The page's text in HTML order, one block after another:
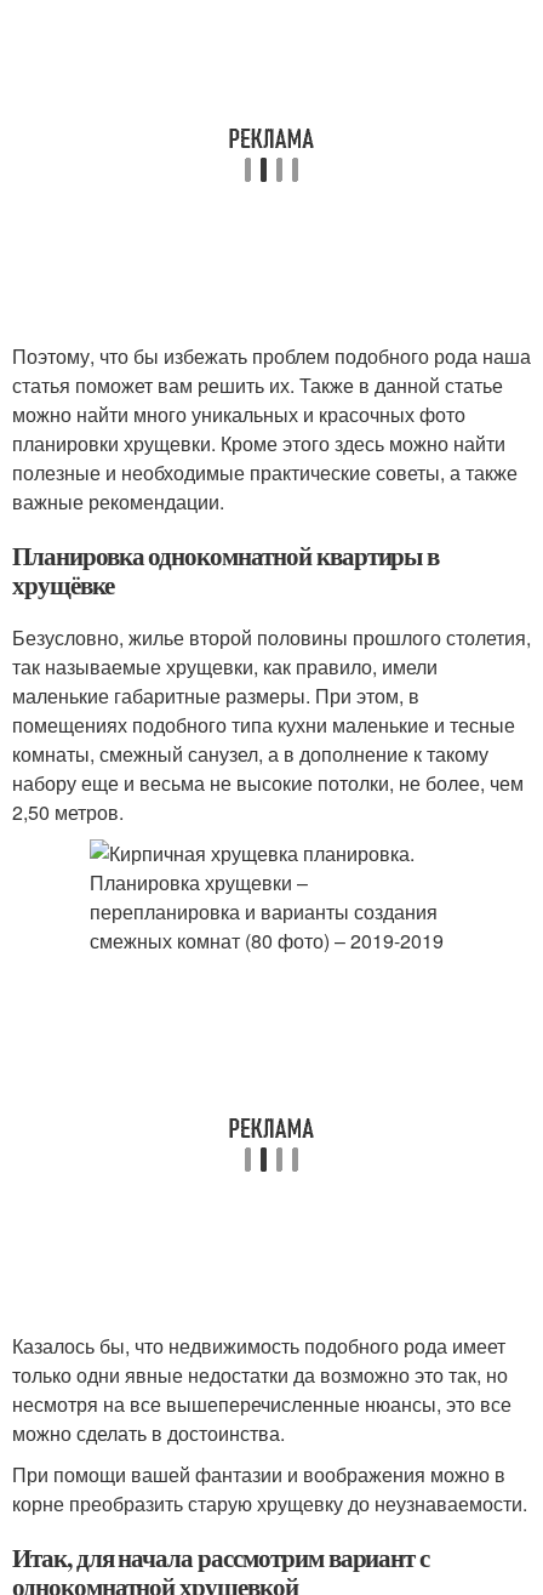
Поэтому, что бы избежать проблем подобного рода наша
статья поможет вам решить их. Также в данной статье
можно найти много уникальных и красочных фото
планировки хрущевки. Кроме этого здесь можно найти
полезные и необходимые практические советы, а также
важные рекомендации.
Планировка однокомнатной квартиры в
хрущёвке
Безусловно, жилье второй половины прошлого столетия,
так называемые хрущевки, как правило, имели
маленькие габаритные размеры. При этом, в
помещениях подобного типа кухни маленькие и тесные
комнаты, смежный санузел, а в дополнение к такому
набору еще и весьма не высокие потолки, не более, чем
2,50 метров.
Казалось бы, что недвижимость подобного рода имеет
только одни явные недостатки да возможно это так, но
несмотря на все вышеперечисленные нюансы, это все
можно сделать в достоинства.
При помощи вашей фантазии и воображения можно в
корне преобразить старую хрущевку до неузнаваемости.
Итак, для начала рассмотрим вариант с
однокомнатной хрущевкой